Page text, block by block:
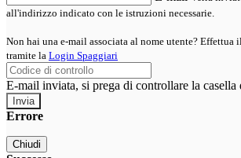
all'indirizzo indicato con le istruzioni necessarie.
Non hai una e-mail associata al nome utente? Effettua
tramite la Login Spaggiari
E-mail inviata, si prega di controllare la casella
Errore
Chiudi